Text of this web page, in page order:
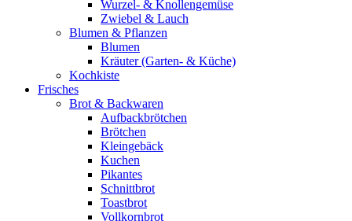
Wurzel- & Knollengemüse
Zwiebel & Lauch
Blumen & Pflanzen
Blumen
Kräuter (Garten- & Küche)
Kochkiste
Frisches
Brot & Backwaren
Aufbackbrötchen
Brötchen
Kleingebäck
Kuchen
Pikantes
Schnittbrot
Toastbrot
Vollkornbrot